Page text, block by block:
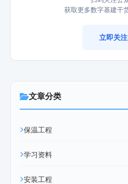
获取更多数字基建干
立即关注
文章分类
保温工程
学习资料
安装工程